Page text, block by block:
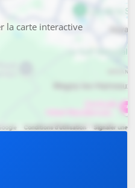
la carte interactive